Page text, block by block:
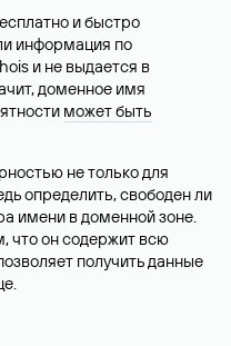
и быстро
информация по
и не выдается в
доменное имя
может быть
не только для
определить, свободен ли
имени в доменной зоне.
что он содержит всю
получить данные